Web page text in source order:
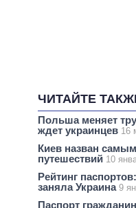
ЧИТАЙТЕ
Польша меняет
ждет украинцев 16
Киев назван
путешествий 10
Рейтинг
заняла Украина 9
Паспорт